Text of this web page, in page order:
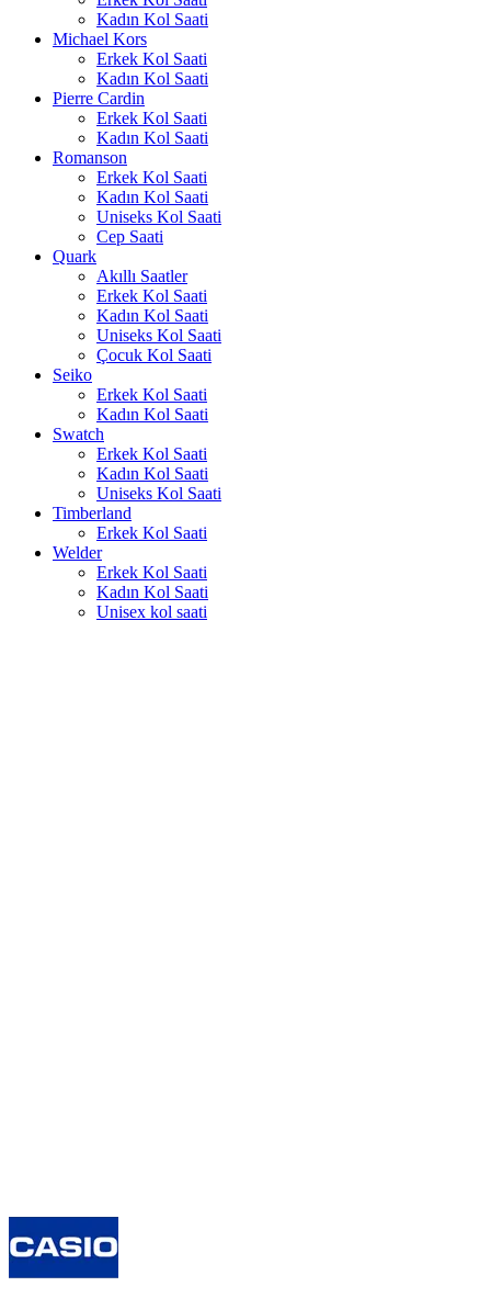
Kadın Kol Saati
Michael Kors
Erkek Kol Saati
Kadın Kol Saati
Pierre Cardin
Erkek Kol Saati
Kadın Kol Saati
Romanson
Erkek Kol Saati
Kadın Kol Saati
Uniseks Kol Saati
Cep Saati
Quark
Akıllı Saatler
Erkek Kol Saati
Kadın Kol Saati
Uniseks Kol Saati
Çocuk Kol Saati
Seiko
Erkek Kol Saati
Kadın Kol Saati
Swatch
Erkek Kol Saati
Kadın Kol Saati
Uniseks Kol Saati
Timberland
Erkek Kol Saati
Welder
Erkek Kol Saati
Kadın Kol Saati
Unisex kol saati